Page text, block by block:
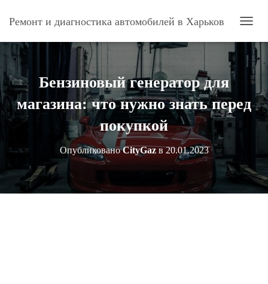
Ремонт и диагностика автомобилей в Харьков
Е
Е
Ч
А
Бензиновый генератор для
магазина: что нужно знать перед
покупкой
ОпубликованоCityGazв20.01.2023